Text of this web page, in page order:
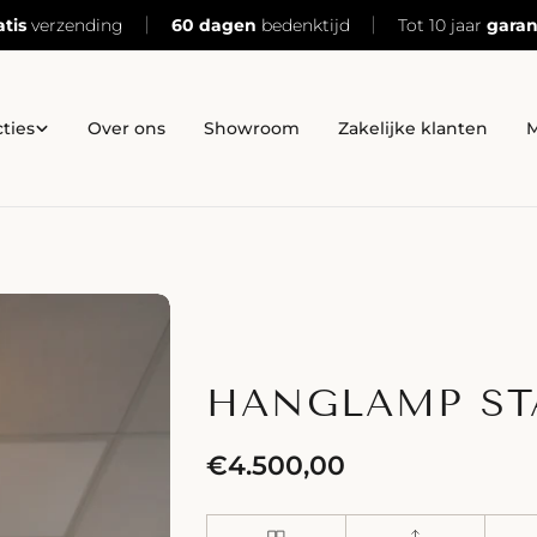
verzending 60 dagen bedenktijd Tot 10 jaar
Over ons Showroom Zakelijke klanten
HANGLAMP
Normale
€4.500,00